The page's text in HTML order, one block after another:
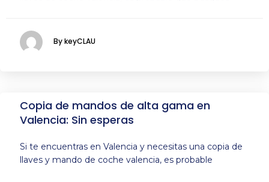
By keyCLAU
Copia de mandos de alta gama en
Valencia: Sin esperas
Si te encuentras en Valencia y necesitas una copia de
llaves y mando de coche valencia, es probable